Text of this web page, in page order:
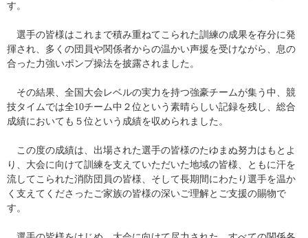
す。
選手の皆様はこれまで積み重ねてこられた訓練の成果を存分に発
揮され、多くの団員や関係者からの温かい声援を受けながら、息の
合った力強いポンプ操法を披露されました。
​　その結果、全国大会レベルの実力を持つ強豪チームが集う中、競
技タイムでは全10チーム中２位という素晴らしい記録を残し、総合
成績においても５位という成績を収められました。
この度の成績は、出場された選手の皆様のたゆまぬ努力はもとよ
り、大会に向けて訓練を支えていただいた地域の皆様、ともに汗を
流してこられた消防団員の皆様、そして長期間にわたり選手を温か
く支えてくださったご家族の皆様の深いご理解とご支援の賜物で
す。